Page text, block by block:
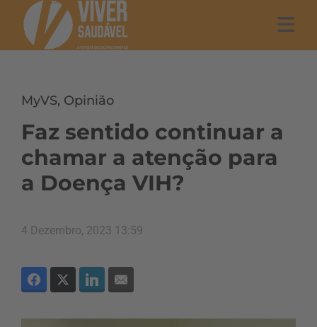
MyVS, Opinião
Faz sentido continuar a
chamar a atenção para
a Doença VIH?
4 Dezembro, 2023 13:59